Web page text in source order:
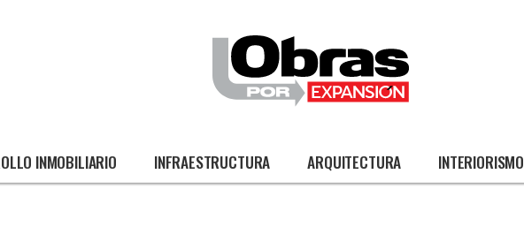
INMOBILIARIO INFRAESTRUCTURA ARQUITECTURA INTERIORISMO